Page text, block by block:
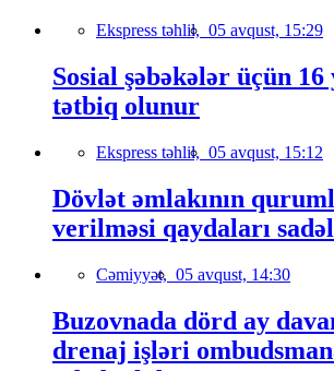
Ekspress təhlil, 05 avqust, 15:29
Sosial şəbəkələr üçün 16
tətbiq olunur
Ekspress təhlil, 05 avqust, 15:12
Dövlət əmlakının
verilməsi qaydaları
Cəmiyyət, 05 avqust, 14:30
Buzovnada dörd ay
drenaj işləri